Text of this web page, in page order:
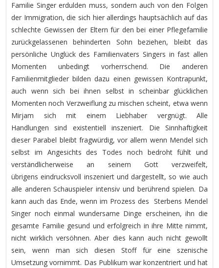
Familie Singer erdulden muss, sondern auch von den Folgen
der Immigration, die sich hier allerdings hauptsächlich auf das
schlechte Gewissen der Eltern für den bei einer Pflegefamilie
zurückgelassenen behinderten Sohn beziehen, bleibt das
persönliche Unglück des Familienvaters Singers in fast allen
Momenten unbedingt vorherrschend. Die anderen
Familienmitglieder bilden dazu einen gewissen Kontrapunkt,
auch wenn sich bei ihnen selbst in scheinbar glücklichen
Momenten noch Verzweiflung zu mischen scheint, etwa wenn
Mirjam sich mit einem Liebhaber vergnügt. Alle
Handlungen sind existentiell inszeniert. Die Sinnhaftigkeit
dieser Parabel bleibt fragwürdig, vor allem wenn Mendel sich
selbst im Angesichts des Todes noch bedroht fühlt und
verständlicherweise an seinem Gott verzweifelt,
übrigens eindrucksvoll inszeniert und dargestellt, so wie auch
alle anderen Schauspieler intensiv und berührend spielen. Da
kann auch das Ende, wenn im Prozess des Sterbens Mendel
Singer noch einmal wundersame Dinge erscheinen, ihn die
gesamte Familie gesund und erfolgreich in ihre Mitte nimmt,
nicht wirklich versöhnen. Aber dies kann auch nicht gewollt
sein, wenn man sich diesen Stoff für eine szenische
Umsetzung vornimmt. Das Publikum war konzentriert und hat